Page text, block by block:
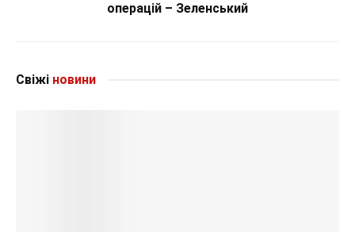
операцій – Зеленський
Свіжі новини